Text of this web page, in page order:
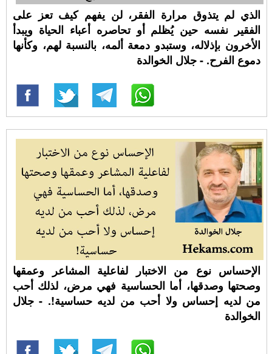
الذي لم يتذوق مرارة الفقر، لن يفهم كيف تعز على
الفقير نفسه حين يُظلم أو تحاصره أعباء الحياة ويبدأ
الأخرون بإذلاله، وستبدو دمعة ألمه، بالنسبة لهم، وكأنها
دموع الفرح. - جلال الخوالدة
الإحساس نوع من الاختبار لفاعلية المشاعر وعمقها
وصحتها وصدقها، أما الحساسية فهي مرض، لذلك أحب
من لديه إحساس ولا أحب من لديه حساسية!. - جلال
الخوالدة